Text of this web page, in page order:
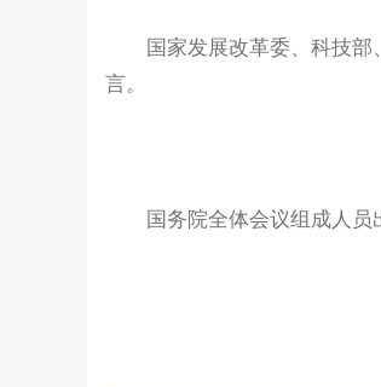
国家发展改革委、科技部
言。
国务院全体会议组成人员出